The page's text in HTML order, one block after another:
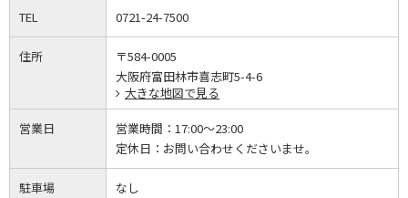
TEL 0721-24-7500
住所
〒584-0005
大阪府富田林市喜志町5-4-6
大きな地図で見る
営業日 営業時間： 17:00～23:00
定休日： お問い合わせくださいませ。
駐車場
なし